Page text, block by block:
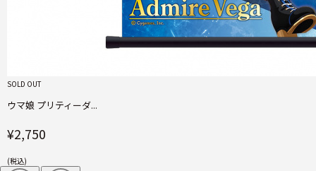
SOLD OUT
ウマ娘 プリティーダ...
¥2,750
(税込)